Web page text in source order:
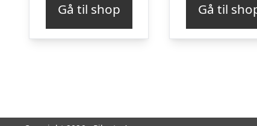
Gå til shop Gå til